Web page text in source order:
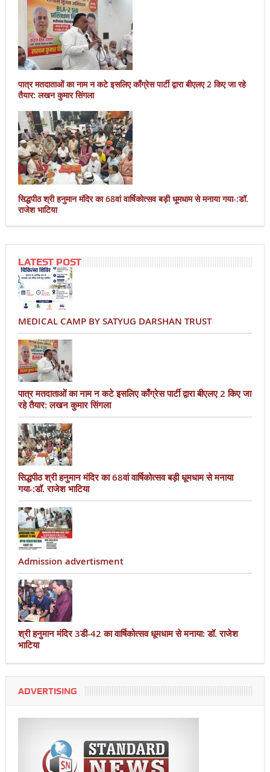
पात्र मतदाताओं का नाम न कटे इसलिए काँग्रेस पार्टी द्वारा बीएलए 2 किए जा रहे
तैयार: लखन कुमार सिंगला
सिद्धपीठ श्री हनुमान मंदिर का 68वां वार्षिकोत्सव बड़ी धूमधाम से मनाया गया-:डॉ.
राजेश भाटिया
LATEST POST
MEDICAL CAMP BY SATYUG DARSHAN TRUST
पात्र मतदाताओं का नाम न कटे इसलिए काँग्रेस पार्टी द्वारा बीएलए 2 किए जा
रहे तैयार: लखन कुमार सिंगला
सिद्धपीठ श्री हनुमान मंदिर का 68वां वार्षिकोत्सव बड़ी धूमधाम से मनाया
गया-:डॉ. राजेश भाटिया
Admission advertisment
श्री हनुमान मंदिर 3डी-42 का वार्षिकोत्सव धूमधाम से मनाया: डॉ. राजेश
भाटिया
ADVERTISING